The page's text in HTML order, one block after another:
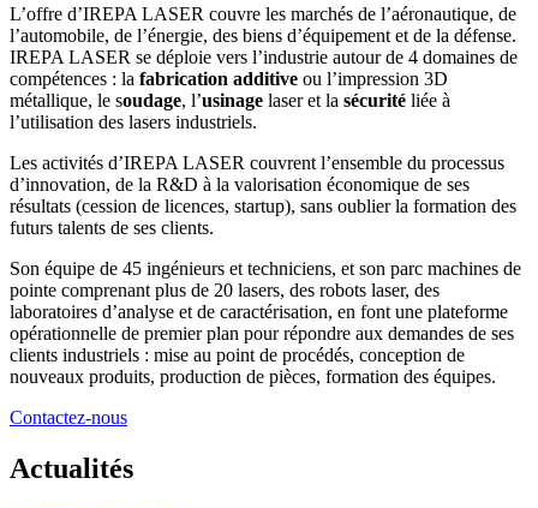
L’offre d’IREPA LASER couvre les marchés de l’aéronautique, de
l’automobile, de l’énergie, des biens d’équipement et de la défense.
IREPA LASER se déploie vers l’industrie autour de 4 domaines de
compétences : la fabrication additive ou l’impression 3D
métallique, le soudage, l’usinage laser et la sécurité liée à
l’utilisation des lasers industriels.
Les activités d’IREPA LASER couvrent l’ensemble du processus
d’innovation, de la R&D à la valorisation économique de ses
résultats (cession de licences, startup), sans oublier la formation des
futurs talents de ses clients.
Son équipe de 45 ingénieurs et techniciens, et son parc machines de
pointe comprenant plus de 20 lasers, des robots laser, des
laboratoires d’analyse et de caractérisation, en font une plateforme
opérationnelle de premier plan pour répondre aux demandes de ses
clients industriels : mise au point de procédés, conception de
nouveaux produits, production de pièces, formation des équipes.
Contactez-nous
Actualités